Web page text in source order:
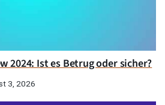
2024: Ist es Betrug oder sicher?
3, 2026